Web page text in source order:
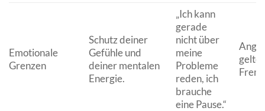
Emotionale
Grenzen
Schutz deiner
Gefühle und
deiner mentalen
Energie.
„Ich kann
gerade
nicht über
meine
Probleme
reden, ich
brauche
eine Pause.“